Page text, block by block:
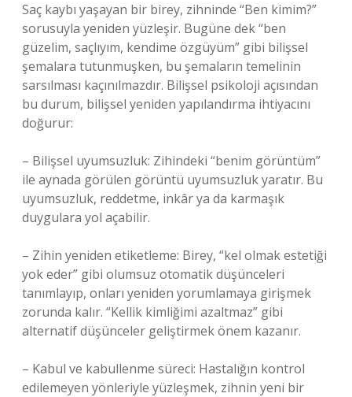
Saç kaybı yaşayan bir birey, zihninde “Ben kimim?”
sorusuyla yeniden yüzleşir. Bugüne dek “ben
güzelim, saçlıyım, kendime özgüyüm” gibi bilişsel
şemalara tutunmuşken, bu şemaların temelinin
sarsılması kaçınılmazdır. Bilişsel psikoloji açısından
bu durum, bilişsel yeniden yapılandırma ihtiyacını
doğurur:
– Bilişsel uyumsuzluk: Zihindeki “benim görüntüm”
ile aynada görülen görüntü uyumsuzluk yaratır. Bu
uyumsuzluk, reddetme, inkâr ya da karmaşık
duygulara yol açabilir.
– Zihin yeniden etiketleme: Birey, “kel olmak estetiği
yok eder” gibi olumsuz otomatik düşünceleri
tanımlayıp, onları yeniden yorumlamaya girişmek
zorunda kalır. “Kellik kimliğimi azaltmaz” gibi
alternatif düşünceler geliştirmek önem kazanır.
– Kabul ve kabullenme süreci: Hastalığın kontrol
edilemeyen yönleriyle yüzleşmek, zihnin yeni bir